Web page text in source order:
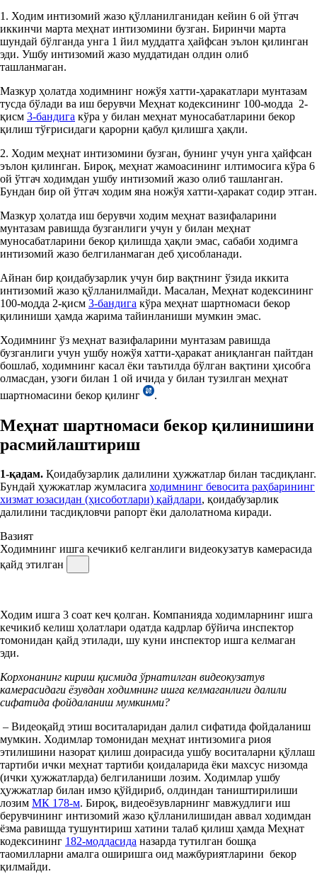
1. Ходим интизомий жазо қўлланилганидан кейин 6 ой ўтгач
иккинчи марта меҳнат интизомини бузган. Биринчи марта
шундай бўлганда унга 1 йил муддатга ҳайфсан эълон қилинган
эди. Ушбу интизомий жазо муддатидан олдин олиб
ташланмаган.
Мазкур ҳолатда ходимнинг ножўя хатти-ҳаракатлари мунтазам
тусда бўлади ва иш берувчи Меҳнат кодексининг 100-модда 2-
қисм 3-бандига кўра у билан меҳнат муносабатларини бекор
қилиш тўғрисидаги қарорни қабул қилишга ҳақли.
2. Ходим меҳнат интизомини бузган, бунинг учун унга ҳайфсан
эълон қилинган. Бироқ, меҳнат жамоасининг илтимосига кўра 6
ой ўтгач ходимдан ушбу интизомий жазо олиб ташланган.
Бундан бир ой ўтгач ходим яна ножўя хатти-ҳаракат содир этган.
Мазкур ҳолатда иш берувчи ходим меҳнат вазифаларини
мунтазам равишда бузганлиги учун у билан меҳнат
муносабатларини бекор қилишда ҳақли эмас, сабаби ходимга
интизомий жазо белгиланмаган деб ҳисобланади.
Айнан бир қоидабузарлик учун бир вақтнинг ўзида иккита
интизомий жазо қўлланилмайди. Масалан, Меҳнат кодексининг
100-модда 2-қисм 3-бандига кўра меҳнат шартномаси бекор
қилиниши ҳамда жарима тайинланиши мумкин эмас.
Ходимнинг ўз меҳнат вазифаларини мунтазам равишда
бузганлиги учун ушбу ножўя хатти-ҳаракат аниқланган пайтдан
бошлаб, ходимнинг касал ёки таътилда бўлган вақтини ҳисобга
олмасдан, узоғи билан 1 ой ичида у билан тузилган меҳнат
шартномасини бекор қилинг
.
Меҳнат шартномаси бекор қилинишини
расмийлаштириш
1-қадам. Қоидабузарлик далилини ҳужжатлар билан тасдиқланг.
Бундай ҳужжатлар жумласига ходимнинг бевосита раҳбарининг
хизмат юзасидан (ҳисоботлари) қайдлари, қоидабузарлик
далилини тасдиқловчи рапорт ёки далолатнома киради.
Вазият
Ходимнинг ишга кечикиб келганлиги видеокузатув камерасида
қайд этилган
Ходим ишга 3 соат кеч қолган. Компанияда ходимларнинг ишга
кечикиб келиш ҳолатлари одатда кадрлар бўйича инспектор
томонидан қайд этилади, шу куни инспектор ишга келмаган
эди.
Корхонанинг кириш қисмида ўрнатилган видеокузатув
камерасидаги ёзувдан ходимнинг ишга келмаганлиги далили
сифатида фойдаланиш мумкинми?
– Видеоқайд этиш воситаларидан далил сифатида фойдаланиш
мумкин. Ходимлар томонидан меҳнат интизомига риоя
этилишини назорат қилиш доирасида ушбу воситаларни қўллаш
тартиби ички меҳнат тартиби қоидаларида ёки махсус низомда
(ички ҳужжатларда) белгиланиши лозим. Ходимлар ушбу
ҳужжатлар билан имзо қўйдириб, олдиндан таништирилиши
лозим МК 178-м. Бироқ, видеоёзувларнинг мавжудлиги иш
берувчининг интизомий жазо қўлланилишидан аввал ходимдан
ёзма равишда тушунтириш хатини талаб қилиш ҳамда Меҳнат
кодексининг 182-моддасида назарда тутилган бошқа
таомилларни амалга оширишга оид мажбуриятларини бекор
қилмайди.